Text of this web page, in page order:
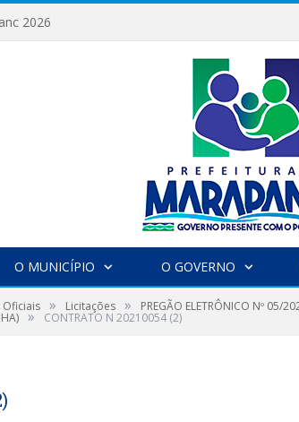
2026
O MUNICÍPIO O GOVERNO
Oficiais » Licitações » PREGÃO ELETRÔNICO Nº 05/
» CONTRATO N 20210054 (2)